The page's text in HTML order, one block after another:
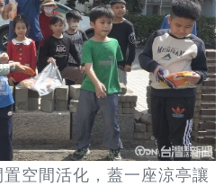
空間活化，蓋一座涼亭讓